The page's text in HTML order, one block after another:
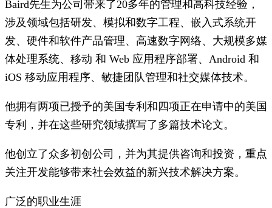
Baird先生为公司带来了20多年的管理和高科技经验，
涉及领域包括研发、模拟和数字工程、嵌入式系统开
发、硬件和软件产品管理、高速数字网络、大规模多媒
体处理系统、移动 和 Web 应用程序部署、Android 和
iOS 移动应用程序、敏捷团队管理和社交媒体技术。
他拥有两项已授予的美国专利和四项正在申请中的美国
专利，并在这些研究领域撰写了多篇技术论文。
他创立了众多初创公司，并为其提供咨询和投资，重点
关注开发能够带来社会效益的新兴技术解决方案。
广泛的职业生涯